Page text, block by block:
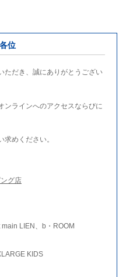
位
ただき、誠にありがとうござい
ンラインへのアクセスならびに
めください。
グ店
LIEN、b・ROOM
KIDS